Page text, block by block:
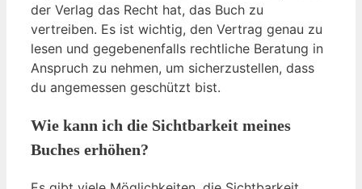
der Verlag das Recht hat, das Buch zu
vertreiben. Es ist wichtig, den Vertrag genau zu
lesen und gegebenenfalls rechtliche Beratung in
Anspruch zu nehmen, um sicherzustellen, dass
du angemessen geschützt bist.
Wie kann ich die Sichtbarkeit meines
Buches erhöhen?